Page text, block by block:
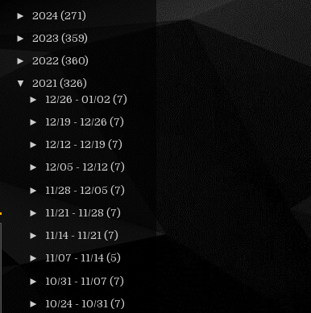
► 2024 (271)
► 2023 (359)
► 2022 (360)
▼ 2021 (326)
► 12/26 - 01/02 (7)
► 12/19 - 12/26 (7)
► 12/12 - 12/19 (7)
► 12/05 - 12/12 (7)
► 11/28 - 12/05 (7)
► 11/21 - 11/28 (7)
► 11/14 - 11/21 (7)
►11/07 - 11/14 (5)
► 10/31 - 11/07 (7)
► 10/24 - 10/31 (7)